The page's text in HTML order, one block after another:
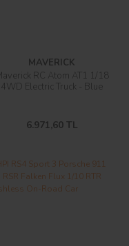
MAVERICK
RC Atom AT1 1/18
4WD Electric Truck - Blue
6.971,60 TL